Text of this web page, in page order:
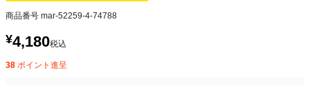
商品番号 mar-52259-4-74788
¥4,180税込
38 ポイント進呈